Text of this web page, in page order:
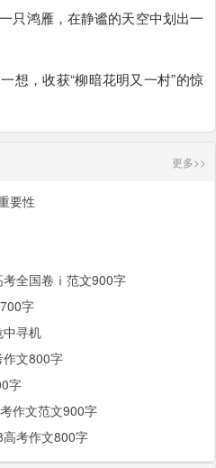
只鸿雁，在静谧的天空中划出一
想，收获“柳暗花明又一村”的惊
更多>>
要性
考全国卷ⅰ范文900字
字
寻机
文800字
字
作文范文900字
考作文800字